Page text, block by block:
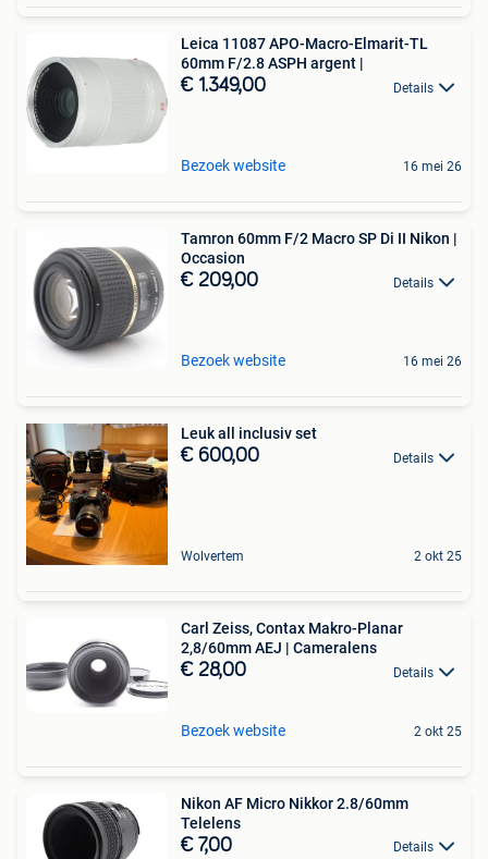
Leica 11087 APO-Macro-Elmarit-TL
60mm F/2.8 ASPH argent |
€ 1.349,00 Details
Bezoek website 16 mei 26
Tamron 60mm F/2 Macro SP Di II Nikon |
Occasion
€ 209,00 Details
Bezoek website 16 mei 26
Leuk all inclusiv set
€ 600,00 Details
Wolvertem 2 okt 25
Carl Zeiss, Contax Makro-Planar
2,8/60mm AEJ | Cameralens
€ 28,00 Details
Bezoek website 2 okt 25
Nikon AF Micro Nikkor 2.8/60mm
Telelens
€ 7,00 Details